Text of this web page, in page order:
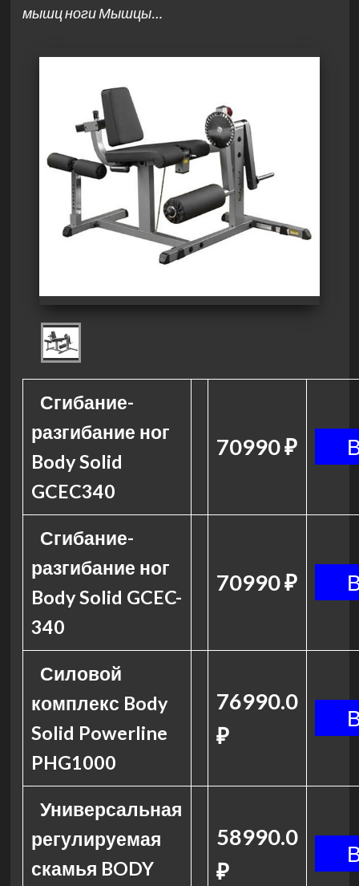
мышц ноги Мышцы…
Сгибание-
разгибание ног
Body Solid
GCEC340
70990 ₽
Сгибание-
разгибание ног
Body Solid GCEC-
340
70990 ₽
Силовой
комплекс Body
Solid Powerline
PHG1000
76990.0
₽
Универсальная
регулируемая
скамья BODY
58990.0
₽